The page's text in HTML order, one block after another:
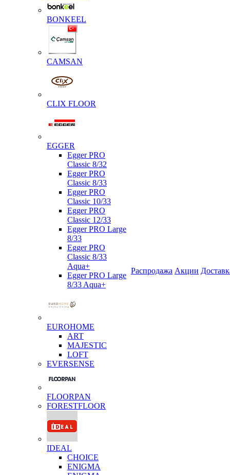
BONKEEL
CAMSAN
CLIX FLOOR
EGGER
Egger PRO
Classic 8/32
Egger PRO
Classic 8/33
Egger PRO
Classic 10/33
Egger PRO
Classic 12/33
Egger PRO Large
8/33
Egger PRO
Classic 8/33
Aqua+
Egger PRO Large
8/33 Aqua+
EUROHOME
ART
MAJESTIC
LOFT
EVERSENSE
FLOORPAN
FORESTFLOOR
IDEAL
CHOICE
ENIGMA
Распродажа Акции